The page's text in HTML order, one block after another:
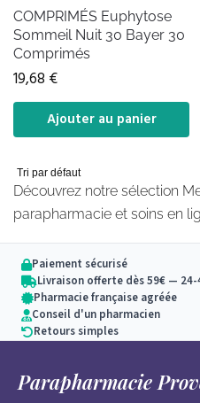
COMPRIMÉS Euphytose
Sommeil Nuit 30 Bayer 30
Comprimés
19,68 €
Ajouter au panier
Découvrez notre sélection
parapharmacie et soins en
Paiement sécurisé
Livraison offerte dès 59€ — 24-
Pharmacie française agréée
Conseil d'un pharmacien
Retours simples
Parapharmacie